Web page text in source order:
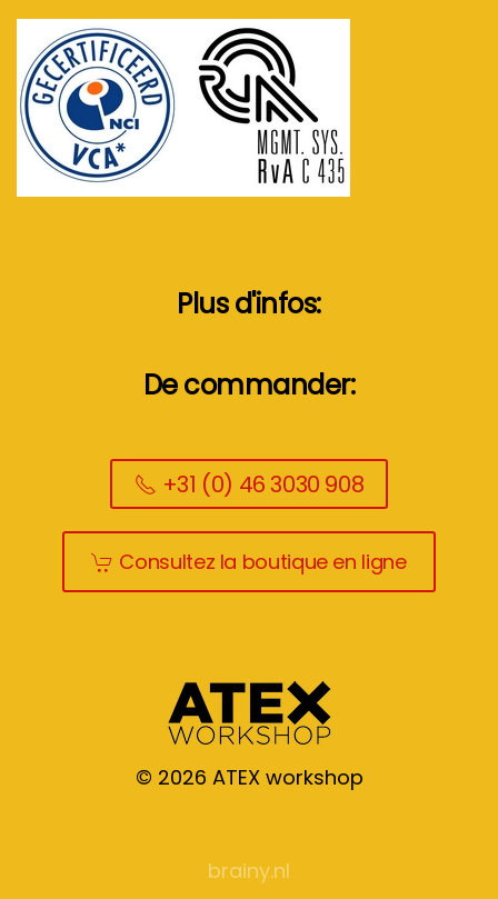
Plus d'infos:
De commander:
+31 (0) 46 3030 908
Consultez la boutique en ligne
© 2026 ATEX workshop
brainy.nl